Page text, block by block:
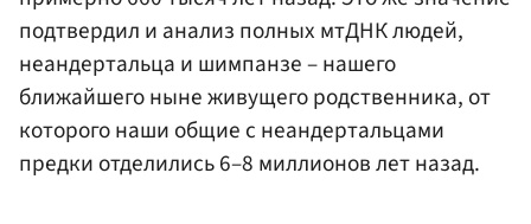
подтвердил и анализ полных мтДНК людей,
неандертальца и шимпанзе – нашего
ближайшего ныне живущего родственника, от
которого наши общие с неандертальцами
предки отделились 6–8 миллионов лет назад.